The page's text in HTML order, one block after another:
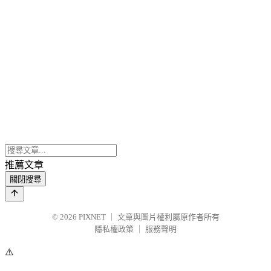
推薦文章
關閉搜尋
© 2026 PIXNET
文章與圖片權利屬原作者所有
隱私權政策
服務聲明
⚠️